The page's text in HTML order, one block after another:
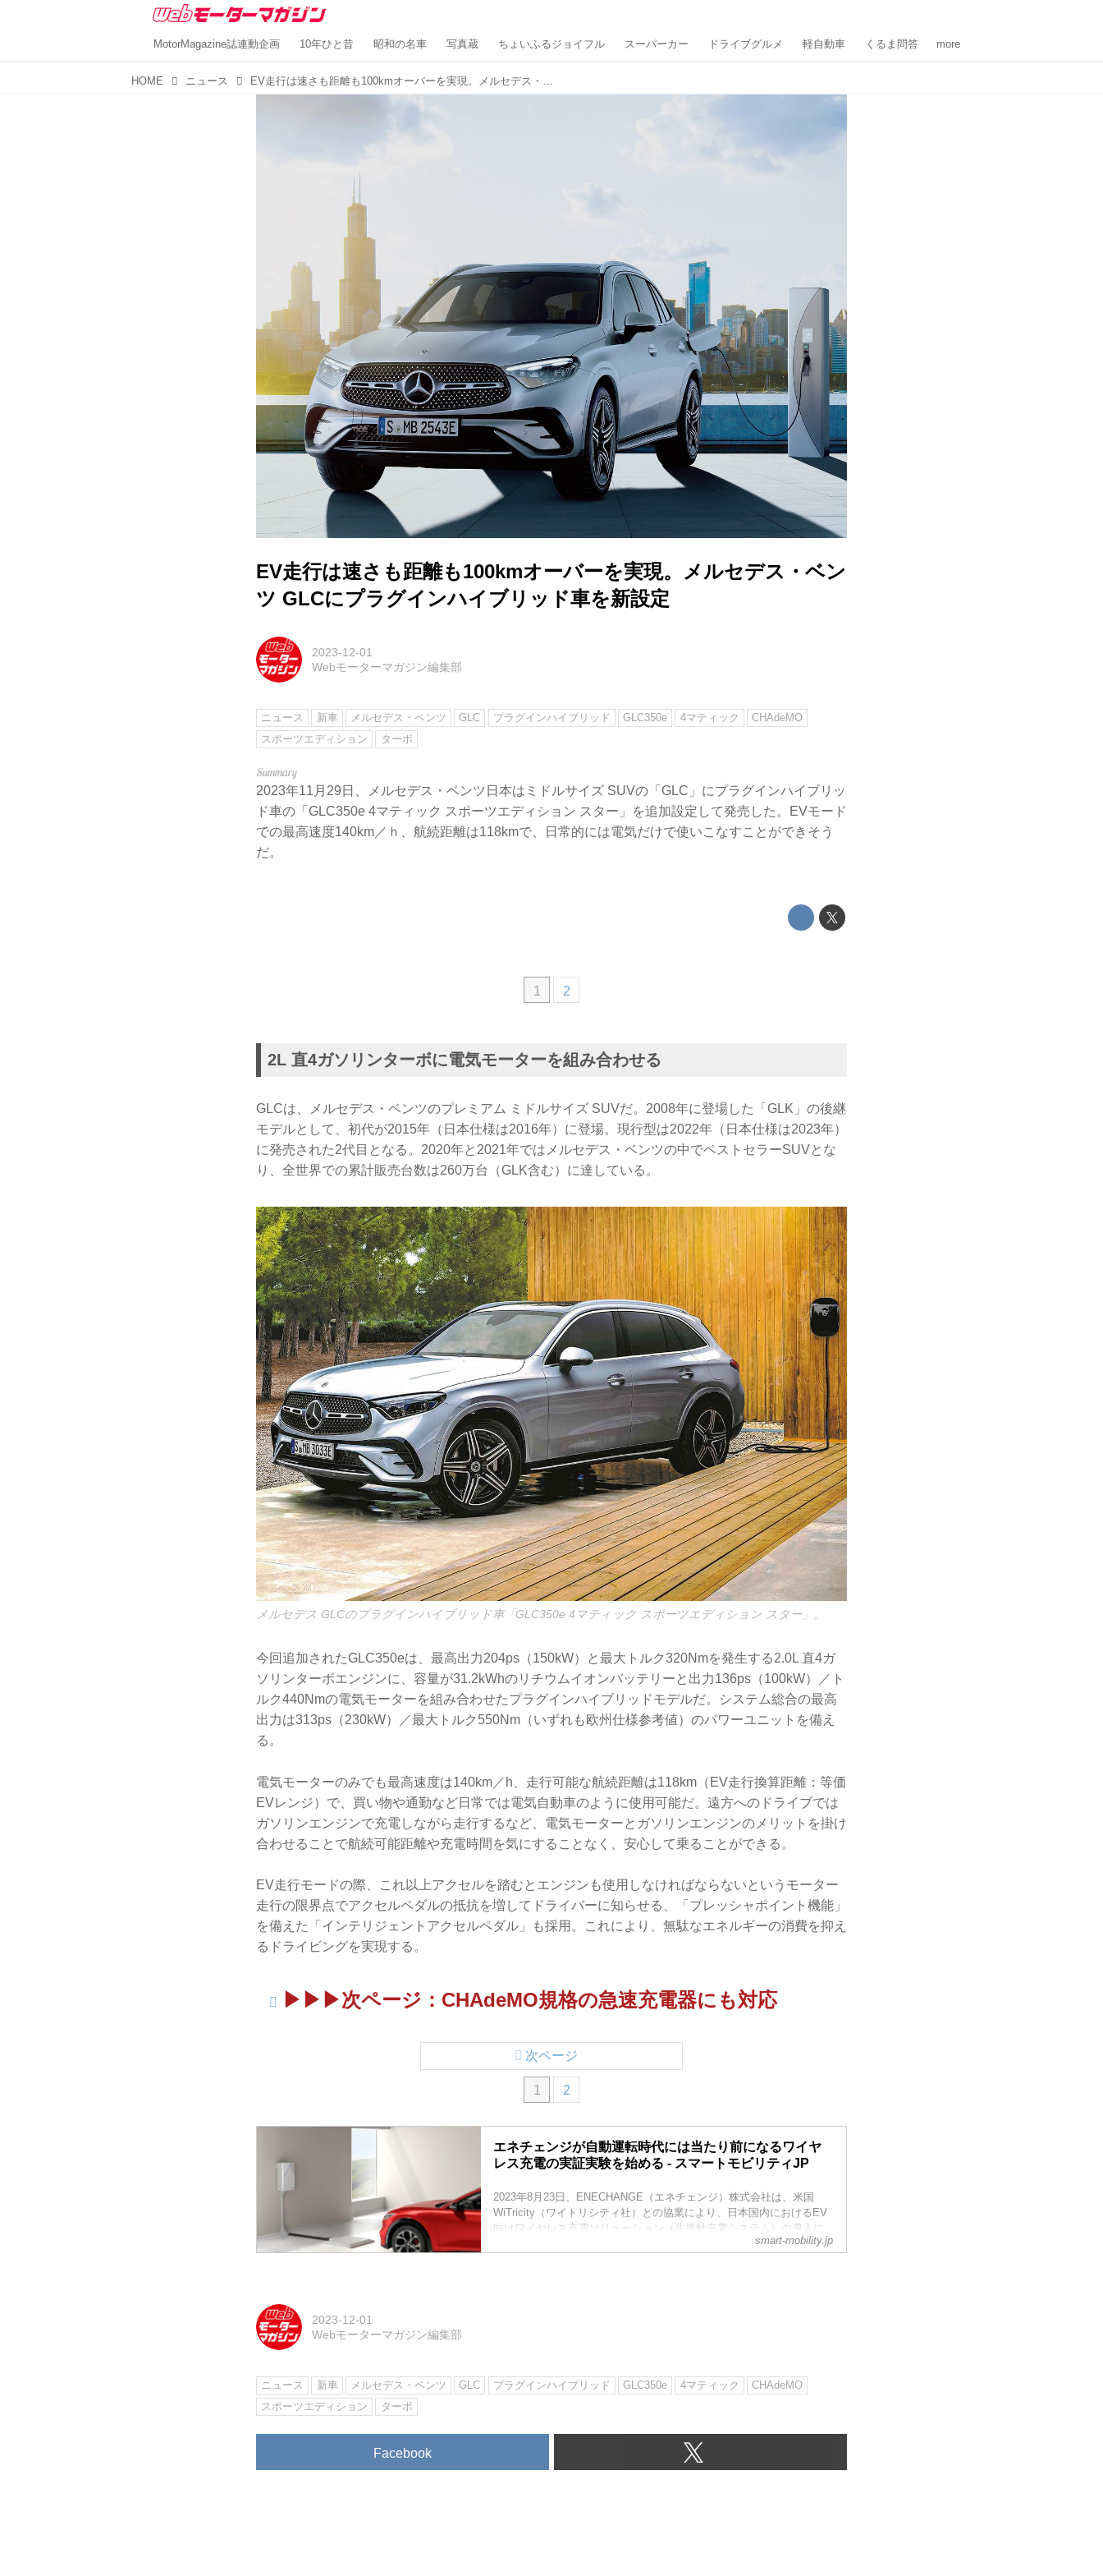
MotorMagazine誌連動企画 10年ひと昔 昭和の名車 写真蔵 ちょいふるジョイフル スーパーカー ドライブグルメ 軽自動車 くるま問答 more
HOME ニュース EV走行は速さも距離も100kmオーバーを実現。メルセデス・ベンツ GLCにプラグインハイブリッド車を新設定
EV走行は速さも距離も100kmオーバーを実現。メルセデス・ベン
ツ GLCにプラグインハイブリッド車を新設定
2023-12-01
Webモーターマガジン編集部
ニュース 新車 メルセデス・ベンツ GLC プラグインハイブリッド GLC350e 4マティック
CHAdeMO
スポーツエディション
ターボ
2023年11月29日、メルセデス・ベンツ日本はミドルサイズ SUVの「GLC」にプラグインハイブリッ
ド車の「GLC350e 4マティック スポーツエディション スター」を追加設定して発売した。EVモード
での最高速度140km／ｈ、航続距離は118kmで、日常的には電気だけで使いこなすことができそう
だ。
1 2
2L 直4ガソリンターボに電気モーターを組み合わせる
GLCは、メルセデス・ベンツのプレミアム ミドルサイズ SUVだ。2008年に登場した「GLK」の後継
モデルとして、初代が2015年（日本仕様は2016年）に登場。現行型は2022年（日本仕様は2023年）
に発売された2代目となる。2020年と2021年ではメルセデス・ベンツの中でベストセラーSUVとな
り、全世界での累計販売台数は260万台（GLK含む）に達している。
メルセデス GLCのプラグインハイブリッド車「GLC350e 4マティック スポーツエディション スター」。
今回追加されたGLC350eは、最高出力204ps（150kW）と最大トルク320Nmを発生する2.0L 直4ガ
ソリンターボエンジンに、容量が31.2kWhのリチウムイオンバッテリーと出力136ps（100kW）／ト
ルク440Nmの電気モーターを組み合わせたプラグインハイブリッドモデルだ。システム総合の最高
出力は313ps（230kW）／最大トルク550Nm（いずれも欧州仕様参考値）のパワーユニットを備え
る。
電気モーターのみでも最高速度は140km／h、走行可能な航続距離は118km（EV走行換算距離：等価
EVレンジ）で、買い物や通勤など日常では電気自動車のように使用可能だ。遠方へのドライブでは
ガソリンエンジンで充電しながら走行するなど、電気モーターとガソリンエンジンのメリットを掛け
合わせることで航続可能距離や充電時間を気にすることなく、安心して乗ることができる。
EV走行モードの際、これ以上アクセルを踏むとエンジンも使用しなければならないというモーター
走行の限界点でアクセルペダルの抵抗を増してドライバーに知らせる、「プレッシャポイント機能」
を備えた「インテリジェントアクセルペダル」も採用。これにより、無駄なエネルギーの消費を抑え
るドライビングを実現する。
▶▶▶次ページ：CHAdeMO規格の急速充電器にも対応
1 2
次ページ
エネチェンジが自動運転時代には当たり前になるワイヤ
レス充電の実証実験を始める - スマートモビリティJP
2023年8月23日、ENECHANGE（エネチェンジ）株式会社は、米国
WiTricity（ワイトリシティ社）との協業により、日本国内におけるEV
向けワイヤレス充電ソリューション（非接触充電システム）の導入に
向けた実証実験を検討していることを発表した。充電ケーブルを接続
smart-mobility.jp
2023-12-01
Webモーターマガジン編集部
ニュース 新車 メルセデス・ベンツ GLC プラグインハイブリッド GLC350e 4マティック
CHAdeMO
スポーツエディション
ターボ
Facebook